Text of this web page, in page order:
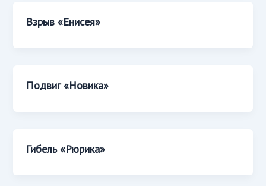
Взрыв «Енисея»
Подвиг «Новика»
Гибель «Рюрика»